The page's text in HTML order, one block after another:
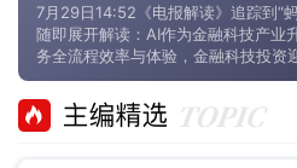
7月29日14:52《电报解读》追踪到“
随即展开解读：AI作为金融科技产业
务全流程效率与体验，金融科技投资